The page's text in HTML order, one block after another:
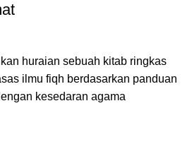
huraian sebuah kitab ringkas
ilmu fiqh berdasarkan panduan
kesedaran agama